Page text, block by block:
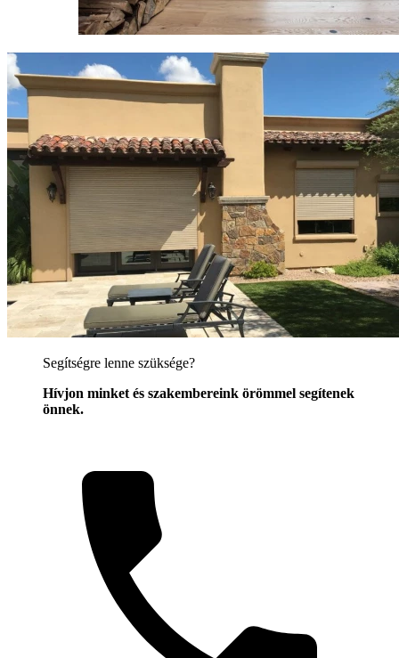
Segítségre lenne szüksége?
Hívjon minket és szakembereink örömmel segítenek
önnek.